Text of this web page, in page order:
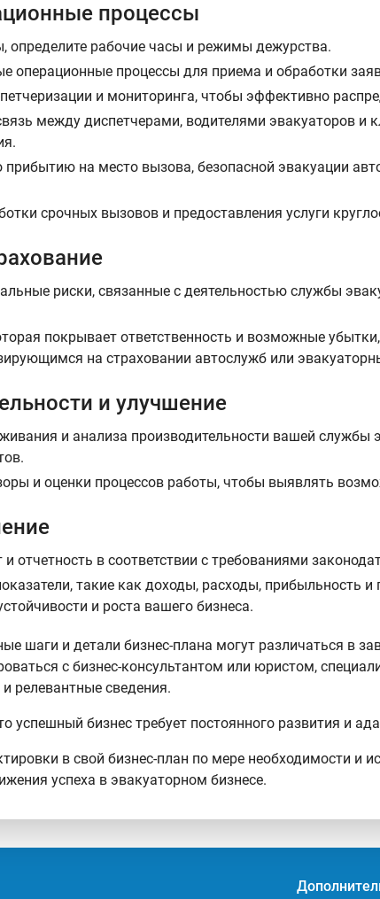
процессы
определите рабочие часы и режимы дежурства.
операционные процессы для приема и обработки
и мониторинга, чтобы эффективно
между диспетчерами, водителями эвакуаторов и
прибытию на место вызова, безопасной эвакуации
срочных вызовов и предоставления услуги
риски, связанные с деятельностью службы
покрывает ответственность и возможные
на страховании автослужб или
и улучшение
и анализа производительности вашей
и оценки процессов работы, чтобы выявлять
и отчетность в соответствии с требованиями
такие как доходы, расходы, прибыльность
и роста вашего бизнеса.
шаги и детали бизнес-плана могут различаться в
с бизнес-консультантом или юристом,
релевантные сведения.
успешный бизнес требует постоянного развития и
в свой бизнес-план по мере необходимости
успеха в эвакуаторном бизнесе.